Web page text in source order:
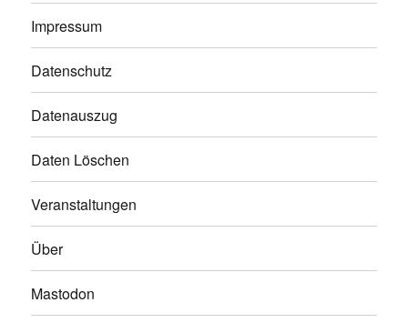
Impressum
Datenschutz
Datenauszug
Daten Löschen
Veranstaltungen
Über
Mastodon